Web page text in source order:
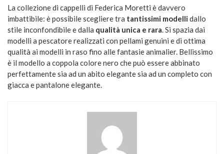
La collezione di cappelli di Federica Moretti è davvero
imbattibile: è possibile scegliere tra tantissimi modelli dallo
stile inconfondibile e dalla qualità unica e rara . Si spazia dai
modelli a pescatore realizzati con pellami genuini e di ottima
qualità ai modelli in raso fino alle fantasie animalier. Bellissimo
è il modello a coppola colore nero che può essere abbinato
perfettamente sia ad un abito elegante sia ad un completo con
giacca e pantalone elegante.